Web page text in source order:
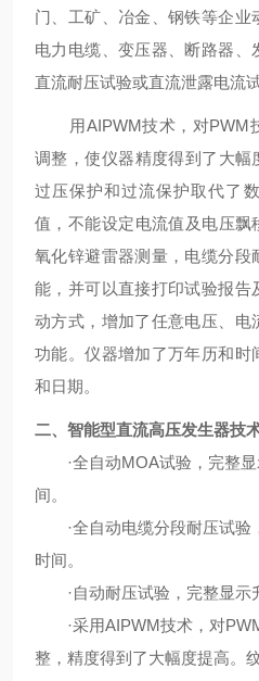
门、工矿、冶金、钢铁等企业
电力电缆、变压器、断路器
直流耐压试验或直流泄露电流试
用AIPWM技术，对PWM
调整，使仪器精度得到了大幅
过压保护和过流保护取代了
值，不能设定电流值及电压飘
氧化锌避雷器测量，电缆分段
能，并可以直接打印试验报告
动方式，增加了任意电压、电
功能。仪器增加了万年历和时
和日期。
二、 智能型直流高压发生器技
·全自动MOA试验，完整
间。
·全自动电缆分段耐压试
时间。
·自动耐压试验，完整显示
·采用AIPWM技术，对
整，精度得到了大幅度提高。